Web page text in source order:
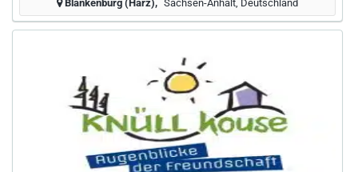
Blankenburg (Harz) Sachsen-Anhalt, Deutschland